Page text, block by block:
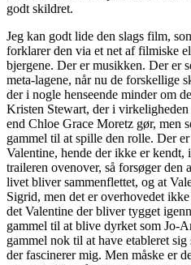
godt skildret.
Jeg kan godt lide den slags film,
forklarer den via et net af filmiske
bjergene. Der er musikken. Der er
meta-lagene, når nu de forskellige
der i nogle henseende minder om
Kristen Stewart, der i
end Chloe Grace Moretz gør, men
gammel til at spille den rolle. Der
Valentine, hende der ikke er
traileren ovenover, så forsøger den
livet bliver sammenflettet, og at
Sigrid, men det er overhovedet
det Valentine der bliver tygget
gammel til at blive dyrket som Jo-
gammel nok til at have etableret
der fascinerer mig. Men måske er